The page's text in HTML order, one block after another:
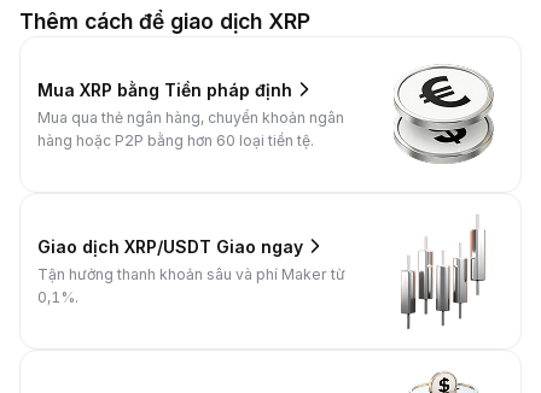
Thêm cách để giao dịch XRP
Mua XRP bằng Tiền pháp định
Mua qua thẻ ngân hàng, chuyển khoản ngân
hàng hoặc P2P bằng hơn 60 loại tiền tệ.
Giao dịch XRP/USDT Giao ngay
Tận hưởng thanh khoản sâu và phí Maker từ
0,1%.